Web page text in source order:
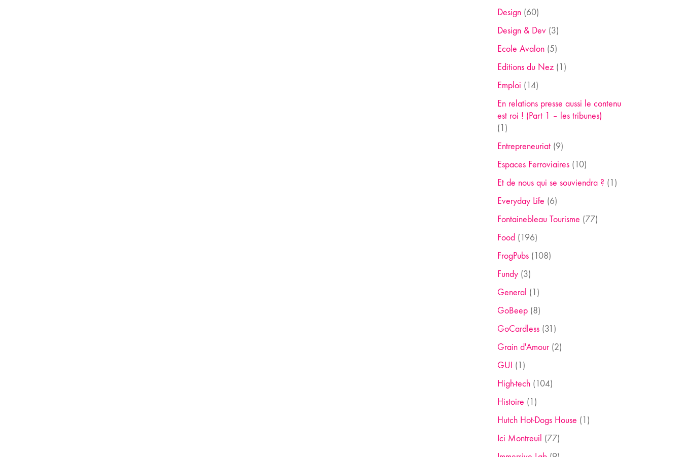
Design(60)
Design & Dev(3)
Ecole Avalon(5)
Editions du Nez(1)
Emploi (14)
En relations presse aussi le contenu
est roi ! (Part 1 – les tribunes)
(1)
Entrepreneuriat(9)
Espaces Ferroviaires(10)
Et de nous qui se souviendra ? (1)
Everyday Life (6)
Fontainebleau Tourisme (77)
Food (196)
FrogPubs(108)
Fundy(3)
General (1)
GoBeep(8)
GoCardless(31)
Grain d'Amour(2)
GUI (1)
High-tech(104)
Histoire (1)
Hutch Hot-Dogs House (1)
Ici Montreuil (77)